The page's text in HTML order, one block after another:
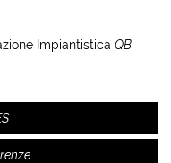
Impiantistica QB